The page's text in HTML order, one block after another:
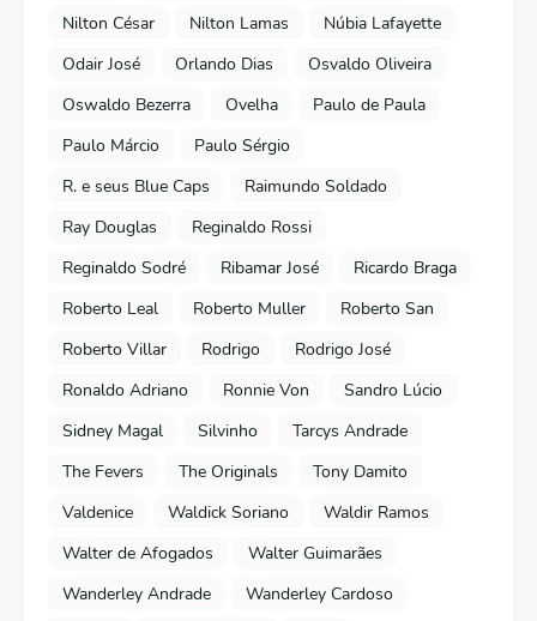
Nilton César
Nilton Lamas
Núbia Lafayette
Odair José
Orlando Dias
Osvaldo Oliveira
Oswaldo Bezerra
Ovelha
Paulo de Paula
Paulo Márcio
Paulo Sérgio
R. e seus Blue Caps
Raimundo Soldado
Ray Douglas
Reginaldo Rossi
Reginaldo Sodré
Ribamar José
Ricardo Braga
Roberto Leal
Roberto Muller
Roberto San
Roberto Villar
Rodrigo
Rodrigo José
Ronaldo Adriano
Ronnie Von
Sandro Lúcio
Sidney Magal
Silvinho
Tarcys Andrade
The Fevers
The Originals
Tony Damito
Valdenice
Waldick Soriano
Waldir Ramos
Walter de Afogados
Walter Guimarães
Wanderley Andrade
Wanderley Cardoso